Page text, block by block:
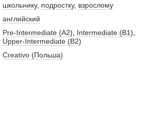
школьнику, подростку, взрослому
английский
Pre-Intermediate (A2) Intermediate (B1)
Upper-Intermediate (B2)
Creativo (Польша)